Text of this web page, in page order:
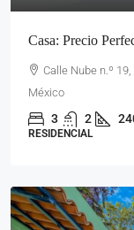
Casa: Precio
Calle Nube n.º
México
3 2
RESIDENCIAL